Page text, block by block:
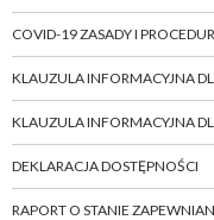
COVID-19 ZASADY I
KLAUZULA INFORMACYJNA
KLAUZULA INFORMACYJNA
DEKLARACJA DOSTĘPNOŚCI
RAPORT O STANIE